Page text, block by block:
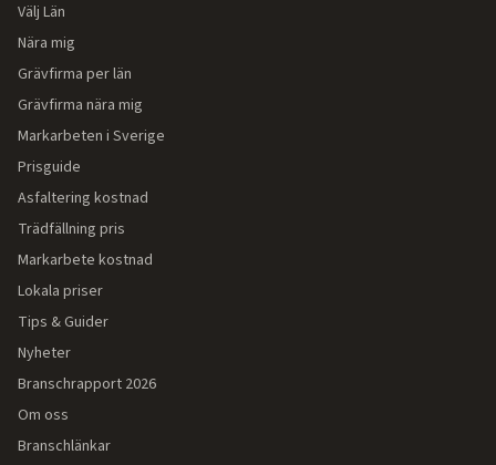
Välj Län
Nära mig
Grävfirma per län
Grävfirma nära mig
Markarbeten i Sverige
Prisguide
Asfaltering kostnad
Trädfällning pris
Markarbete kostnad
Lokala priser
Tips & Guider
Nyheter
Branschrapport 2026
Om oss
Branschlänkar